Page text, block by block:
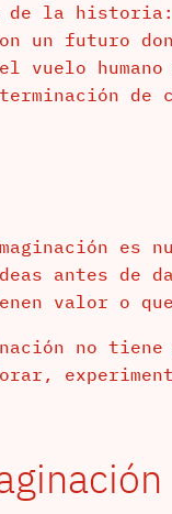
de la
un futuro
vuelo
de
es
antes de
valor o
no